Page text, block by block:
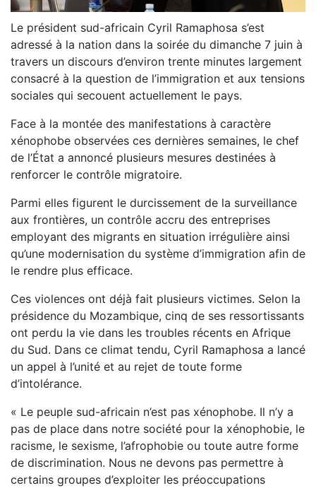
Le président sud-africain Cyril Ramaphosa s’est
adressé à la nation dans la soirée du dimanche 7 juin à
travers un discours d’environ trente minutes largement
consacré à la question de l’immigration et aux tensions
sociales qui secouent actuellement le pays.
Face à la montée des manifestations à caractère
xénophobe observées ces dernières semaines, le chef
de l’État a annoncé plusieurs mesures destinées à
renforcer le contrôle migratoire.
Parmi elles figurent le durcissement de la surveillance
aux frontières, un contrôle accru des entreprises
employant des migrants en situation irrégulière ainsi
qu’une modernisation du système d’immigration afin de
le rendre plus efficace.
Ces violences ont déjà fait plusieurs victimes. Selon la
présidence du Mozambique, cinq de ses ressortissants
ont perdu la vie dans les troubles récents en Afrique
du Sud. Dans ce climat tendu, Cyril Ramaphosa a lancé
un appel à l’unité et au rejet de toute forme
d’intolérance.
« Le peuple sud-africain n’est pas xénophobe. Il n’y a
pas de place dans notre société pour la xénophobie, le
racisme, le sexisme, l’afrophobie ou toute autre forme
de discrimination. Nous ne devons pas permettre à
certains groupes d’exploiter les préoccupations